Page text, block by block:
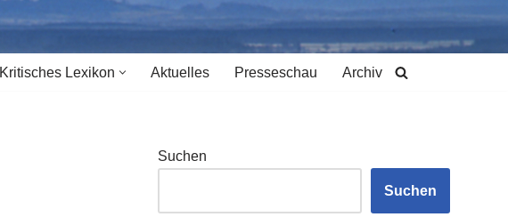
Kritisches Lexikon Aktuelles Presseschau Archiv
Suchen
Suchen